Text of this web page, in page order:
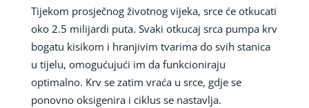
Tijekom prosječnog životnog vijeka, srce će otkucati
oko 2.5 milijardi puta. Svaki otkucaj srca pumpa krv
bogatu kisikom i hranjivim tvarima do svih stanica
u tijelu, omogućujući im da funkcioniraju
optimalno. Krv se zatim vraća u srce, gdje se
ponovno oksigenira i ciklus se nastavlja.